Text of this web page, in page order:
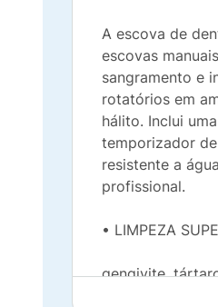
A escova de
escovas
sangramento e
rotatórios em
hálito. Inclui
temporizador
resistente a
profissional.
• LIMPEZA
gengivite,